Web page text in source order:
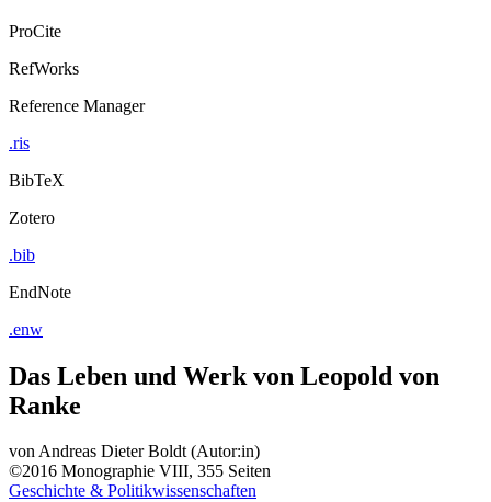
ProCite
RefWorks
Reference Manager
.ris
BibTeX
Zotero
.bib
EndNote
.enw
Das Leben und Werk von Leopold von
Ranke
vonAndreas Dieter Boldt (Autor:in)
©2016 Monographie VIII, 355 Seiten
Geschichte & Politikwissenschaften